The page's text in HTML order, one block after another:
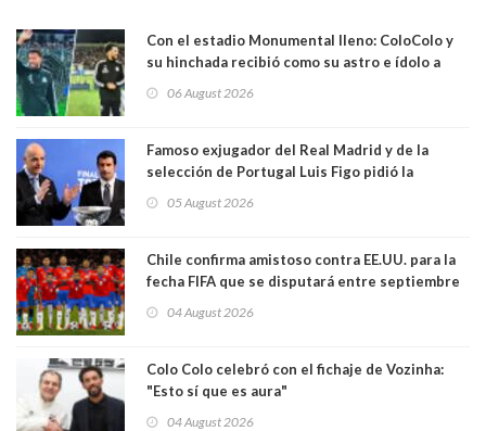
Con el estadio Monumental lleno: ColoColo y
su hinchada recibió como su astro e ídolo a
06 August 2026
Famoso exjugador del Real Madrid y de la
selección de Portugal Luis Figo pidió la
comportamiento más bajo y cobarde que he
05 August 2026
Chile confirma amistoso contra EE.UU. para la
fecha FIFA que se disputará entre septiembre
04 August 2026
Colo Colo celebró con el fichaje de Vozinha:
"Esto sí que es aura"
04 August 2026